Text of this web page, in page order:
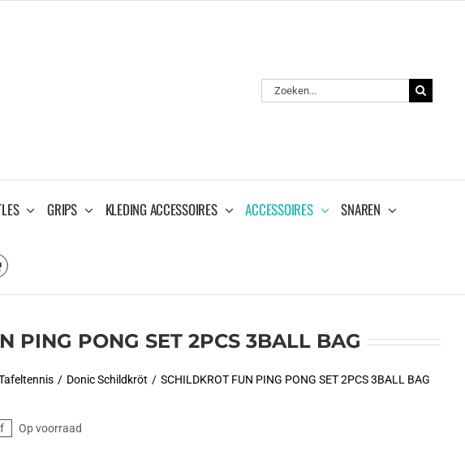
Zoeken
naar:
GRIPS KLEDING ACCESSOIRES ACCESSOIRES SNAREN
PING PONG SET 2PCS 3BALL BAG
Donic Schildkröt SCHILDKROT FUN PING PONG SET 2PCS 3BALL BAG
Op voorraad